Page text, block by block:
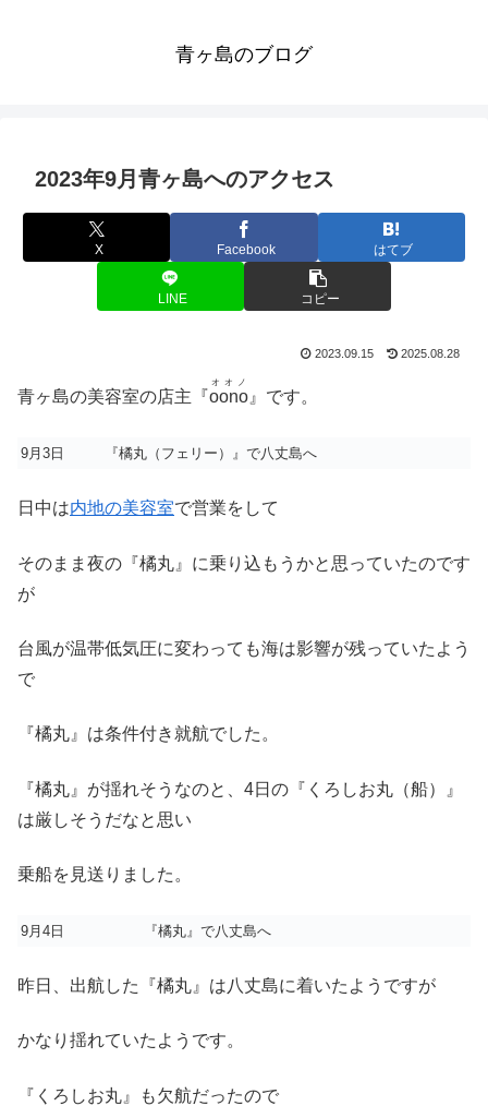
青ヶ島のブログ
2023年9月青ヶ島へのアクセス
X Facebook はてブ
LINE コピー
2023.09.15 2025.08.28
青ヶ島の美容室の店主『oono
オオノ
』です。
9月3日 『橘丸（フェリー）』で八丈島へ
日中は内地の美容室で営業をして
そのまま夜の『橘丸』に乗り込もうかと思っていたのです
が
台風が温帯低気圧に変わっても海は影響が残っていたよう
で
『橘丸』は条件付き就航でした。
『橘丸』が揺れそうなのと、4日の『くろしお丸（船）』
は厳しそうだなと思い
乗船を見送りました。
9月4日 『橘丸』で八丈島へ
昨日、出航した『橘丸』は八丈島に着いたようですが
かなり揺れていたようです。
『くろしお丸』も欠航だったので